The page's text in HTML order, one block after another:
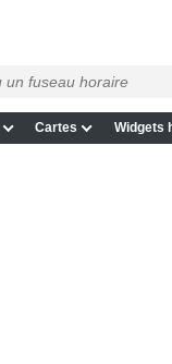
Cartes Widgets